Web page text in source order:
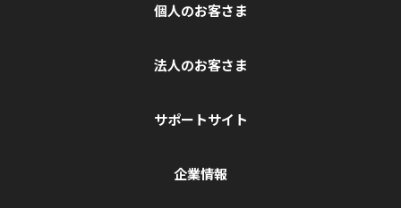
個人のお客さま
法人のお客さま
サポートサイト
企業情報